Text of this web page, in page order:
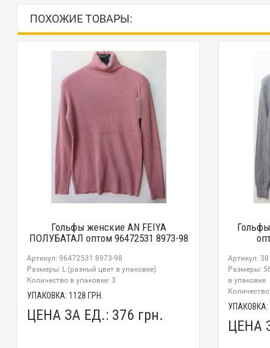
ПОХОЖИЕ ТОВАРЫ:
Гольфы женские AN FEIYA
ПОЛУБАТАЛ оптом 96472531 8973-98
Артикул: 96472531 8973-98
Размеры: L (разный цвет в упаковке)
Количество в упаковке: 3
УПАКОВКА:1128 ГРН.
ЦЕНА ЗА ЕД.: 376 грн.
Артикул:
Размеры:
в упаковке
УПАКОВКА:
ЦЕНА